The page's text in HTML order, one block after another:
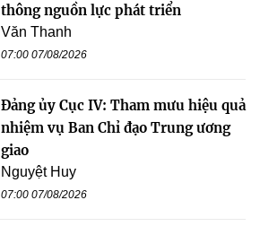
thông nguồn lực phát triển
Văn Thanh
07:00 07/08/2026
Đảng ủy Cục IV: Tham mưu hiệu quả
nhiệm vụ Ban Chỉ đạo Trung ương
giao
Nguyệt Huy
07:00 07/08/2026